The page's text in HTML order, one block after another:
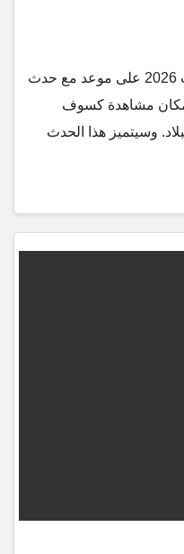
ستكون تونس يوم الأربعاء 12 أوت 2026 على موعد مع حدث
مشاهدة كسوف
وسيتميز هذا الحدث